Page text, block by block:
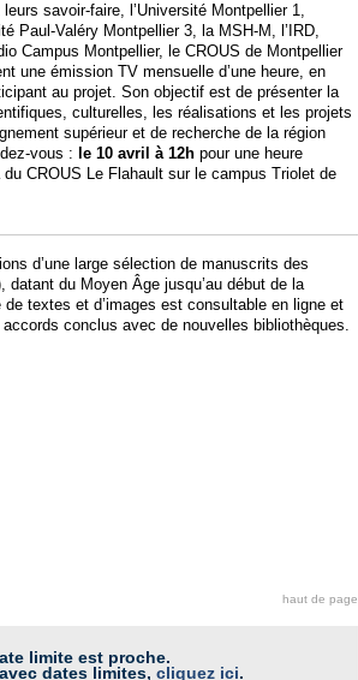
savoir-faire, l’Université Montpellier 1,
Paul-Valéry Montpellier 3, la MSH-M, l’IRD,
Campus Montpellier, le CROUS de Montpellier
une émission TV mensuelle d’une heure, en
au projet. Son objectif est de présenter la
culturelles, les réalisations et les projets
supérieur et de recherche de la région
vous :
le 10 avril à 12h pour une heure
CROUS Le Flahault sur le campus Triolet de
d’une large sélection de manuscrits des
datant du Moyen Âge jusqu’au début de la
textes et d’images est consultable en ligne et
conclus avec de nouvelles bibliothèques.
haut de page
limite est proche.
dates limites, cliquez ici.